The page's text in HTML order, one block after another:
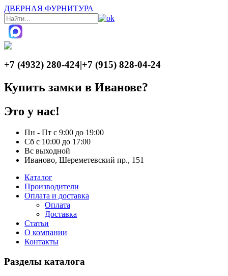
ДВЕРНАЯ ФУРНИТУРА
+7 (4932) 280-424|+7 (915) 828-04-24
Купить замки в Иванове?
Это у нас!
Пн - Пт с 9:00 до 19:00
Сб с 10:00 до 17:00
Вс выходной
Иваново, Шереметевский пр., 151
Каталог
Производители
Оплата и доставка
Оплата
Доставка
Статьи
О компании
Контакты
Разделы каталога